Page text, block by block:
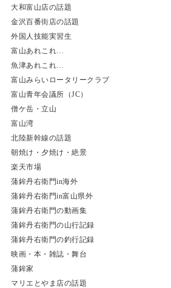
大和富山店の話題
金沢百番街店の話題
外国人技能実習生
富山あれこれ…
魚津あれこれ…
富山みらいロータリークラブ
富山青年会議所（JC）
僧ケ岳・立山
富山湾
北陸新幹線の話題
朝焼け・夕焼け・絶景
楽天市場
蒲鉾丹右衛門in海外
蒲鉾丹右衛門in富山県外
蒲鉾丹右衛門の動画集
蒲鉾丹右衛門の山行記録
蒲鉾丹右衛門の釣行記録
映画・本・雑誌・舞台
蒲鉾家
マリエとやま店の話題